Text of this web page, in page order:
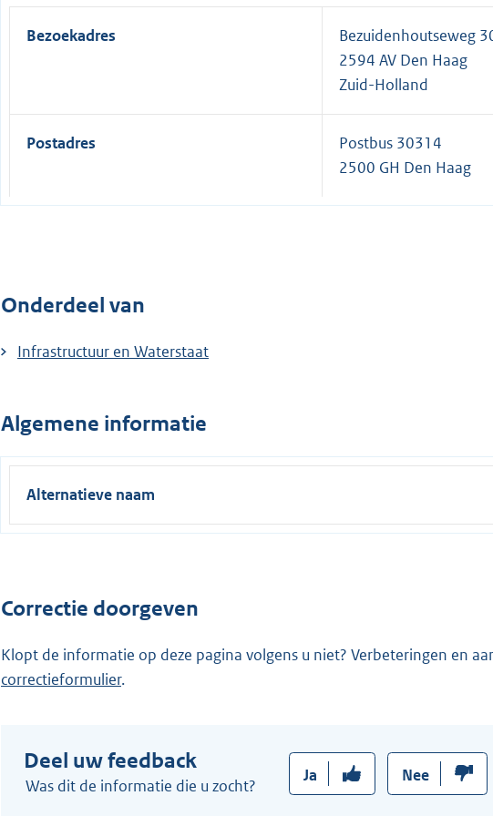
Bezoekadres
Bezuidenhoutseweg
2594 AV Den Haag
Zuid-Holland
Postadres
Postbus 30314
2500 GH Den Haag
Onderdeel van
Infrastructuur en Waterstaat
Algemene informatie
Alternatieve naam
Correctie doorgeven
Klopt de informatie op deze pagina volgens u niet? Verbeteringen en
correctieformulier.
Deel uw feedback
Was dit de informatie die u zocht?
Ja Nee